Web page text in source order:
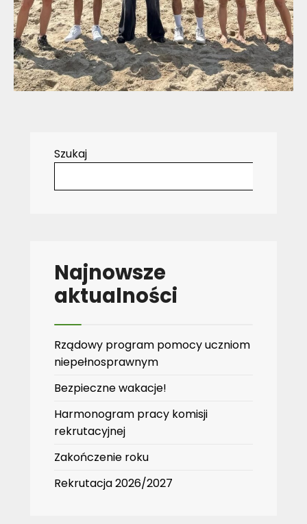
Szukaj
Najnowsze
aktualności
Rządowy program pomocy uczniom
niepełnosprawnym
Bezpieczne wakacje!
Harmonogram pracy komisji
rekrutacyjnej
Zakończenie roku
Rekrutacja 2026/2027